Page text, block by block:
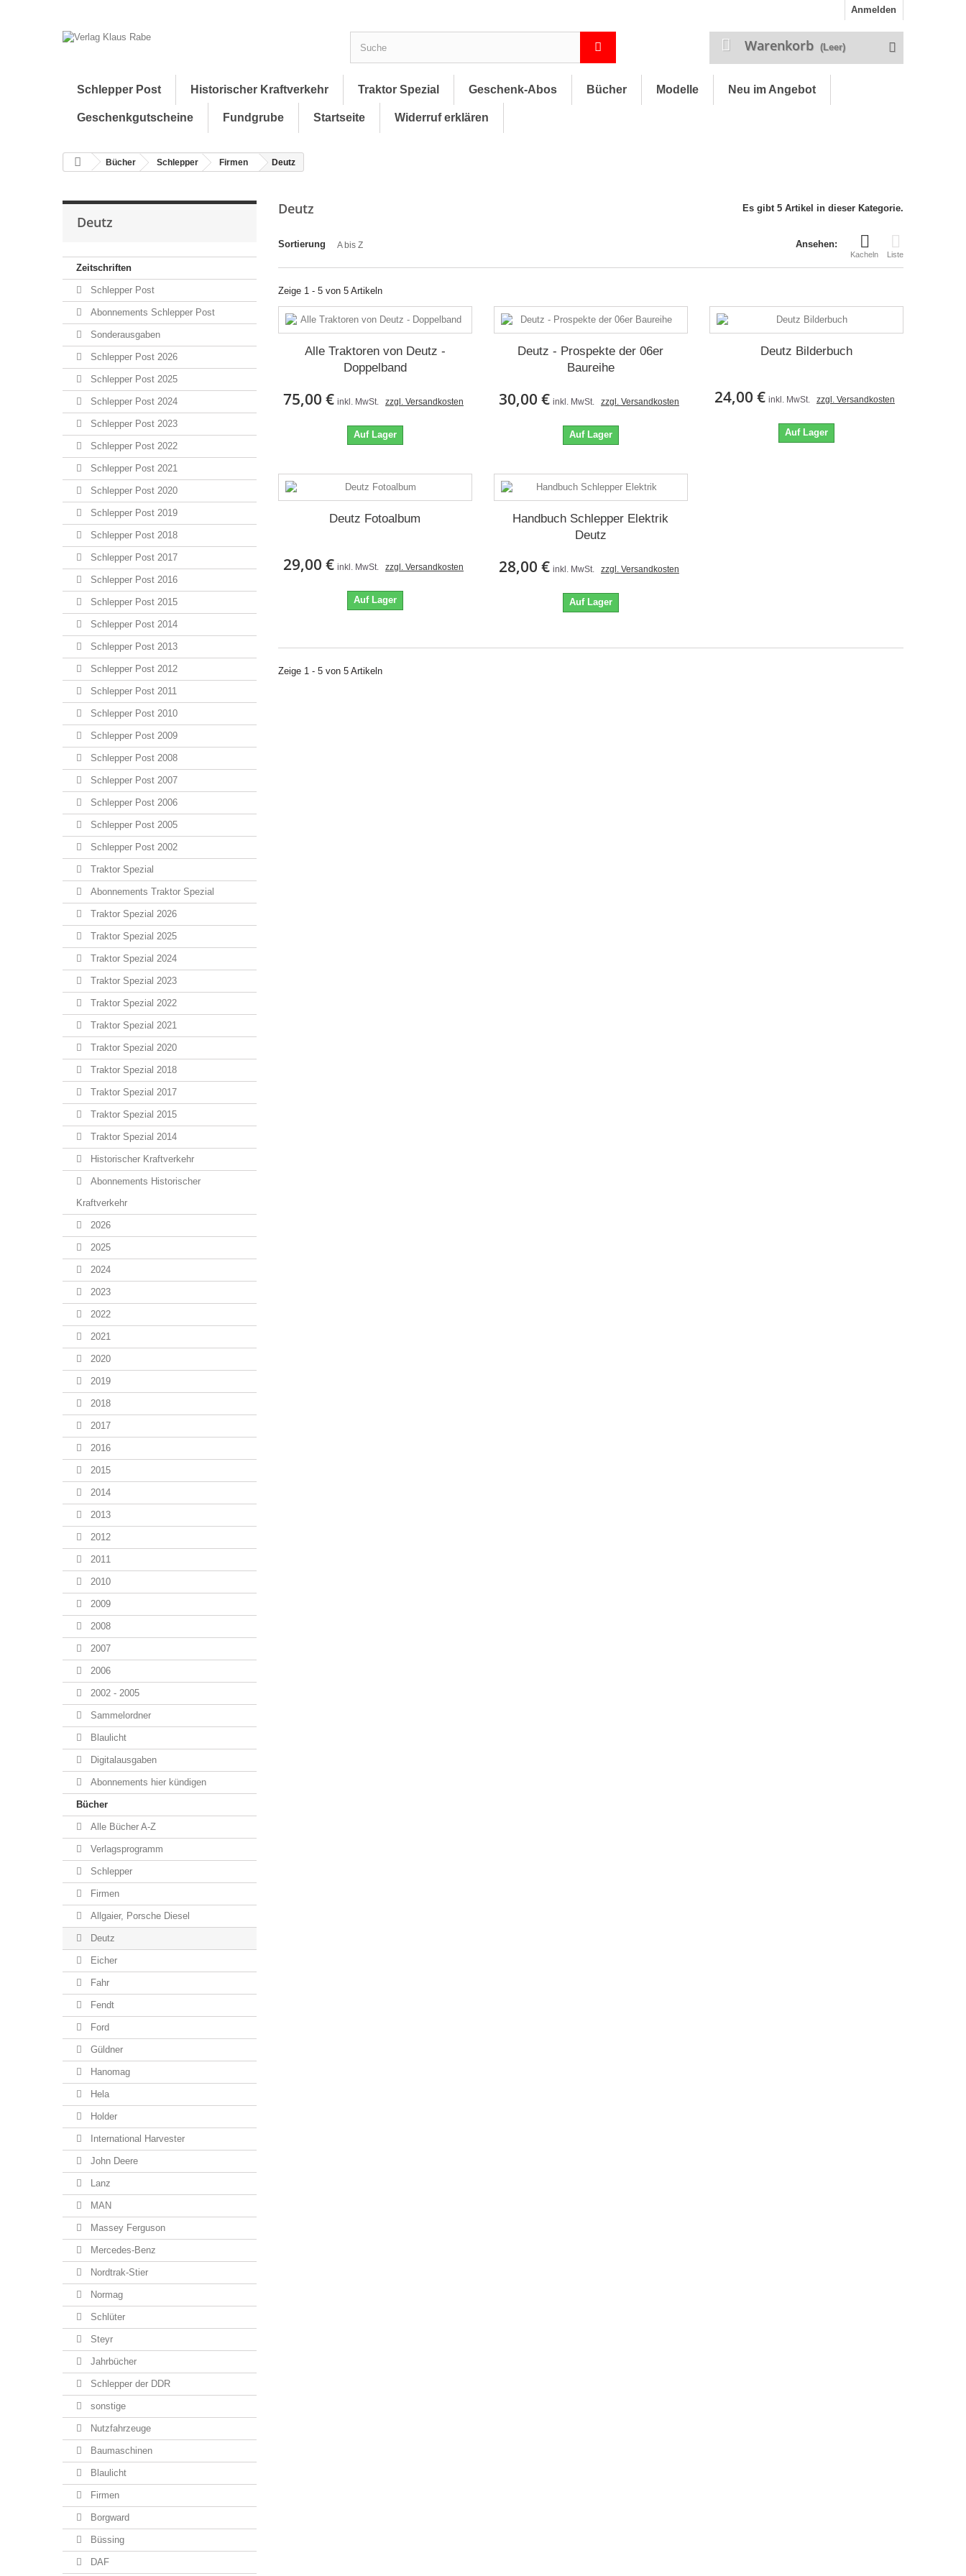
Anmelden
Warenkorb (Leer)
Schlepper Post Historischer Kraftverkehr Traktor Spezial Geschenk-Abos Bücher Modelle Neu im Angebot
Geschenkgutscheine Fundgrube Startseite Widerruf erklären
Bücher Schlepper Firmen Deutz
Deutz
Zeitschriften
Schlepper Post
Abonnements Schlepper Post
Sonderausgaben
Schlepper Post 2026
Schlepper Post 2025
Schlepper Post 2024
Schlepper Post 2023
Schlepper Post 2022
Schlepper Post 2021
Schlepper Post 2020
Schlepper Post 2019
Schlepper Post 2018
Schlepper Post 2017
Schlepper Post 2016
Schlepper Post 2015
Schlepper Post 2014
Schlepper Post 2013
Schlepper Post 2012
Schlepper Post 2011
Schlepper Post 2010
Schlepper Post 2009
Schlepper Post 2008
Schlepper Post 2007
Schlepper Post 2006
Schlepper Post 2005
Schlepper Post 2002
Traktor Spezial
Abonnements Traktor Spezial
Traktor Spezial 2026
Traktor Spezial 2025
Traktor Spezial 2024
Traktor Spezial 2023
Traktor Spezial 2022
Traktor Spezial 2021
Traktor Spezial 2020
Traktor Spezial 2018
Traktor Spezial 2017
Traktor Spezial 2015
Traktor Spezial 2014
Historischer Kraftverkehr
Abonnements Historischer
Kraftverkehr
2026
2025
2024
2023
2022
2021
2020
2019
2018
2017
2016
2015
2014
2013
2012
2011
2010
2009
2008
2007
2006
2002 - 2005
Sammelordner
Blaulicht
Digitalausgaben
Abonnements hier kündigen
Bücher
Alle Bücher A-Z
Verlagsprogramm
Schlepper
Firmen
Allgaier, Porsche Diesel
Deutz
Eicher
Fahr
Fendt
Ford
Güldner
Hanomag
Hela
Holder
International Harvester
John Deere
Lanz
MAN
Massey Ferguson
Mercedes-Benz
Nordtrak-Stier
Normag
Schlüter
Steyr
Jahrbücher
Schlepper der DDR
sonstige
Nutzfahrzeuge
Baumaschinen
Blaulicht
Firmen
Borgward
Büssing
DAF
Deutz Es gibt 5 Artikel in dieser Kategorie.
Ansehen:
Kacheln Liste
Sortierung A bis Z
Zeige 1 - 5 von 5 Artikeln
Alle Traktoren von Deutz -
Doppelband
75,00 € inkl. MwSt. zzgl. Versandkosten
Auf Lager
Deutz - Prospekte der 06er
Baureihe
30,00 € inkl. MwSt. zzgl. Versandkosten
Auf Lager
Deutz Bilderbuch
24,00 € inkl. MwSt. zzgl. Versandkosten
Auf Lager
Deutz Fotoalbum
29,00 € inkl. MwSt. zzgl. Versandkosten
Auf Lager
Handbuch Schlepper Elektrik
Deutz
28,00 € inkl. MwSt. zzgl. Versandkosten
Auf Lager
Zeige 1 - 5 von 5 Artikeln